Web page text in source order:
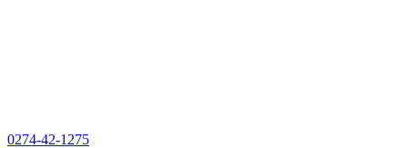
0274-42-1275